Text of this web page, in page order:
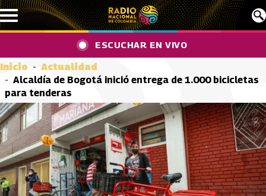
Pasar al contenido principal
ESCUCHAR EN VIVO
Inicio
Actualidad
Alcaldía de Bogotá inició entrega de 1.000 bicicletas
para tenderas